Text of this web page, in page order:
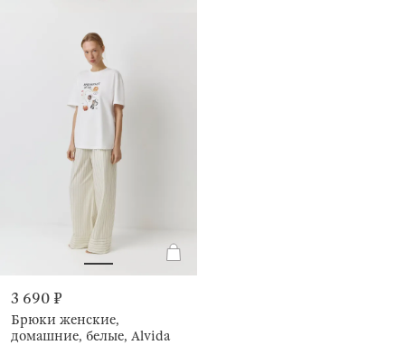
3 690 ₽
Брюки женские,
домашние, белые, Alvida